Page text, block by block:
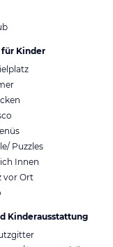
Training, Faszien
Meer
mit
Ruhebereich
Kinder
Puzzles
Innen
vor Ort
Kinderausstattung